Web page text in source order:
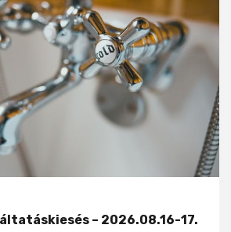
– 2026.08.16-17.